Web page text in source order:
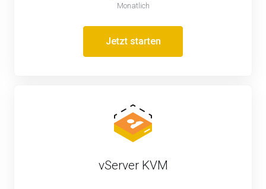
Monatlich
Jetzt starten
vServer KVM